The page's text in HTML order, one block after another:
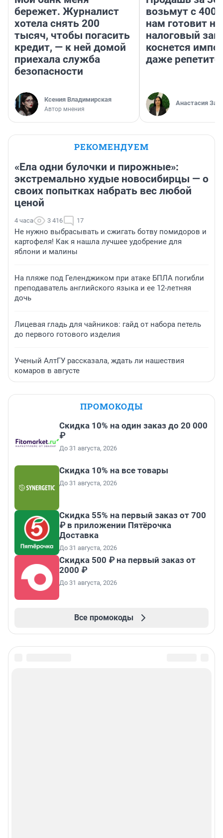
бережет. Журналист
хотела снять 200
тысяч, чтобы погасить
кредит, — к ней домой
приехала служба
безопасности
Ксения Владимирская
Автор мнения
возьмут с
нам готовит
налоговый
коснется
даже
Анастасия
РЕКОМЕНДУЕМ
«Ела одни булочки и пирожные»:
экстремально худые новосибирцы — о
своих попытках набрать вес любой
ценой
4 часа 3 416 17
Не нужно выбрасывать и сжигать ботву помидоров и
картофеля! Как я нашла лучшее удобрение для
яблони и малины
На пляже под Геленджиком при атаке БПЛА погибли
преподаватель английского языка и ее 12-летняя
дочь
Лицевая гладь для чайников: гайд от набора петель
до первого готового изделия
Ученый АлтГУ рассказала, ждать ли нашествия
комаров в августе
ПРОМОКОДЫ
Скидка 10% на один заказ до 20 000
₽
До 31 августа, 2026
Скидка 10% на все товары
До 31 августа, 2026
Скидка 55% на первый заказ от 700
₽ в приложении Пятёрочка
Доставка
До 31 августа, 2026
Скидка 500 ₽ на первый заказ от
2000 ₽
До 31 августа, 2026
Все промокоды